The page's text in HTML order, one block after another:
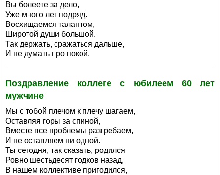
Вы болеете за дело,
Уже много лет подряд.
Восхищаемся талантом,
Широтой души большой.
Так держать, сражаться дальше,
И не думать про покой.
Поздравление коллеге с юбилеем 60 лет
мужчине
Мы с тобой плечом к плечу шагаем,
Оставляя горы за спиной,
Вместе все проблемы разгребаем,
И не оставляем ни одной.
Ты сегодня, так сказать, родился
Ровно шестьдесят годков назад,
В нашем коллективе пригодился,